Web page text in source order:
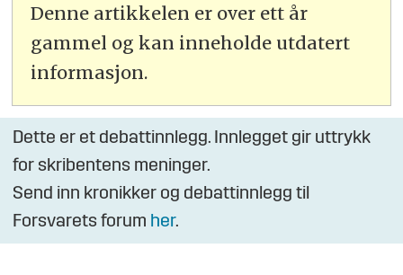
Denne artikkelen er over ett år
gammel og kan inneholde utdatert
informasjon.
Dette er et debattinnlegg. Innlegget gir uttrykk
for skribentens meninger.
Send inn kronikker og debattinnlegg til
Forsvarets forum her.